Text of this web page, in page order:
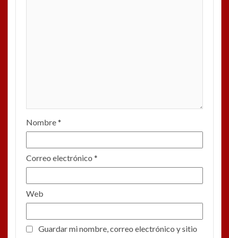
Nombre*
Correo electrónico *
Web
Guardar mi nombre, correo electrónico y sitio